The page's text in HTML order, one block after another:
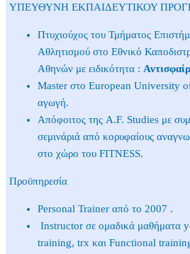
Κάλεσέ μας!
ΥΠΕΥΘΥΝΗ ΕΚΠΑΙΔΕΥΤΙΚΟΥ
Πτυχιούχος του Τμήματος
Αθλητισμού στο Εθνικό
Αθηνών με ειδικότητα :
Master στο European University
αγωγή.
Απόφοιτος της A.F. Studies με
σεμινάριά από κορυφαίους
στο χώρο του FITNESS.
Προϋπηρεσία
Personal Trainer από το 2007 .
Instructor σε ομαδικά μαθήματα
training, trx και Functional